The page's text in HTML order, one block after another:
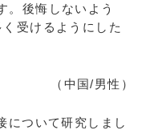
。後悔しないよう
受けるようにした
（中国/男性）
について研究しまし